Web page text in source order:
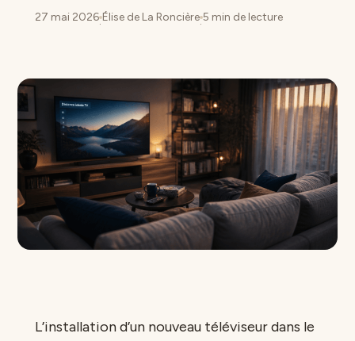
27 mai 2026
·
Élise de La Roncière
·
5 min de lecture
L’installation d’un nouveau téléviseur dans le